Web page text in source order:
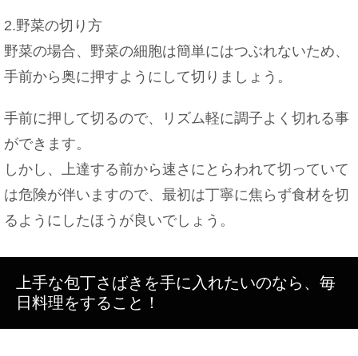
2.野菜の切り方
野菜の場合、野菜の細胞は簡単にはつぶれないため、
手前から奥に押すようにして切りましょう。
手前に押して切るので、リズム軽に調子よく切れる事
ができます。
しかし、上達する前から速さにとらわれて切っていて
は危険が伴いますので、最初は丁寧に焦らず食材を切
るようにしたほうが良いでしょう。
上手な包丁さばきを手に入れたいのなら、毎
日料理をすること！